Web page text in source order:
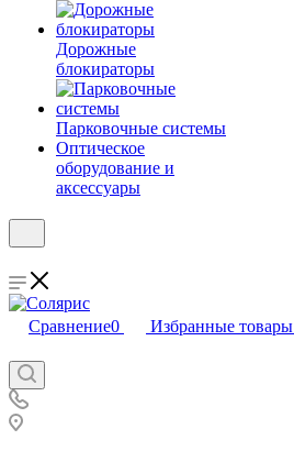
Дорожные
блокираторы
Парковочные системы
Оптическое
оборудование и
аксессуары
Сравнение0 Избранные товары